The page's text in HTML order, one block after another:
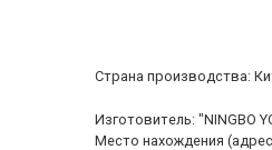
Cтрана производства:
Изготовитель: "NINGBO
Место нахождения